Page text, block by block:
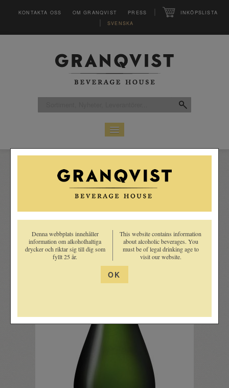
KONTAKTA OSS OM GRANQVIST PRESS | INKÖPSLISTA
| SVENSKA
HEM
LEVERANTÖRER
CLUB
INSPIRATION
Denna webbplats innehåller
information om alkoholhaltiga
drycker och riktar sig till dig som
fyllt 25 år.
This website contains information
about alcoholic beverages. You
must be of legal drinking age to
visit our website.
OK